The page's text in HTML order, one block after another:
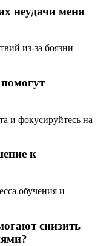
неудачи меня
из-за боязни
и фокусируйтесь на
к
обучения и
снизить